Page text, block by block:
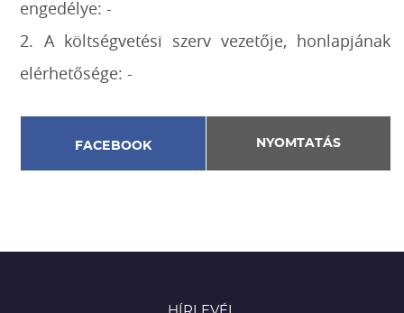
engedélye: -
2. A költségvetési szerv vezetője, honlapjának
elérhetősége: -
FACEBOOK NYOMTATÁS